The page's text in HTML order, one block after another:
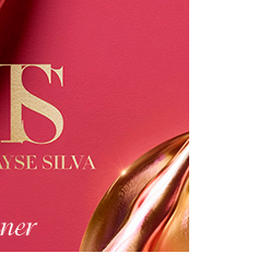
com a legislação, é
de adaptação
ou parecer técnico de
pelos pais ou
à direção da unidade
necessária.